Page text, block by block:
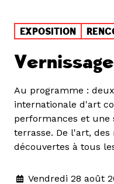
EXPOSITION
Au programme :
internationale d'art
performances et une
terrasse. De l'art,
découvertes à tous
Vendredi 28 août